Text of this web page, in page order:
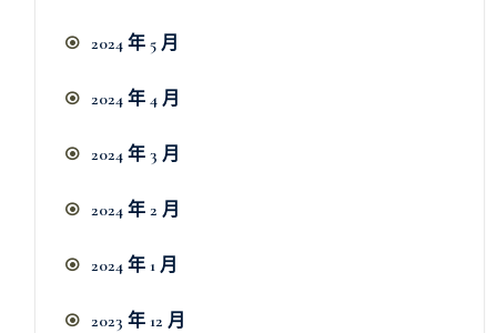
2024 年 5 月
2024 年 4 月
2024 年 3 月
2024 年 2 月
2024 年 1 月
2023 年 12 月